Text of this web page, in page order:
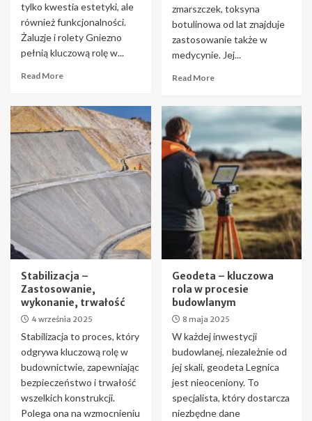
tylko kwestia estetyki, ale
również funkcjonalności.
Żaluzje i rolety Gniezno
pełnią kluczową rolę w...
Read More
zmarszczek, toksyna
botulinowa od lat znajduje
zastosowanie także w
medycynie. Jej...
Read More
Stabilizacja –
Zastosowanie,
wykonanie, trwałość
4 września 2025
Stabilizacja to proces, który
odgrywa kluczową rolę w
budownictwie, zapewniając
bezpieczeństwo i trwałość
wszelkich konstrukcji.
Polega ona na wzmocnieniu
Geodeta – kluczowa
rola w procesie
budowlanym
8 maja 2025
W każdej inwestycji
budowlanej, niezależnie od
jej skali, geodeta Legnica
jest nieoceniony. To
specjalista, który dostarcza
niezbędne dane